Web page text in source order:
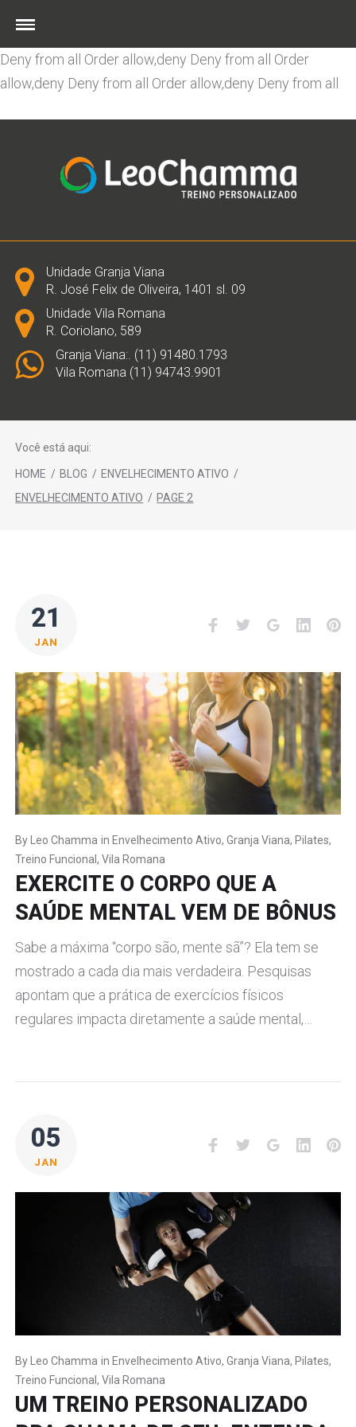
from all
Deny from all Order allow,deny Deny from all Order
allow,deny Deny from all Order allow,deny Deny from all
Unidade Granja Viana
R. José Felix de Oliveira, 1401 sl. 09
Unidade Vila Romana
R. Coriolano, 589
Granja Viana:. (11) 91480.1793
Vila Romana (11) 94743.9901
Você está aqui:
HOME / BLOG / ENVELHECIMENTO ATIVO /
ENVELHECIMENTO ATIVO / PAGE 2
CATEGORIA:
ENVELHECIMENTO
ATIVO
21
JAN
Facebook
TwitterGoogle+
By Leo Chamma in Envelhecimento Ativo,Granja Viana, Pilates,
Treino Funcional,Vila Romana
EXERCITE O CORPO QUE A
SAÚDE MENTAL VEM DE BÔNUS
Sabe a máxima “corpo são, mente sã”? Ela tem se
mostrado a cada dia mais verdadeira. Pesquisas
apontam que a prática de exercícios físicos
regulares impacta diretamente a saúde mental,…
05
JAN
Facebook
TwitterGoogle+
ByLeo Chamma inEnvelhecimento Ativo,Granja Viana,Pilates,
Treino Funcional,Vila Romana
UM TREINO PERSONALIZADO